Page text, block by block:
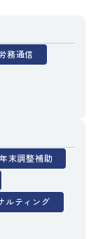
務通信
年末調整補助
ルティング